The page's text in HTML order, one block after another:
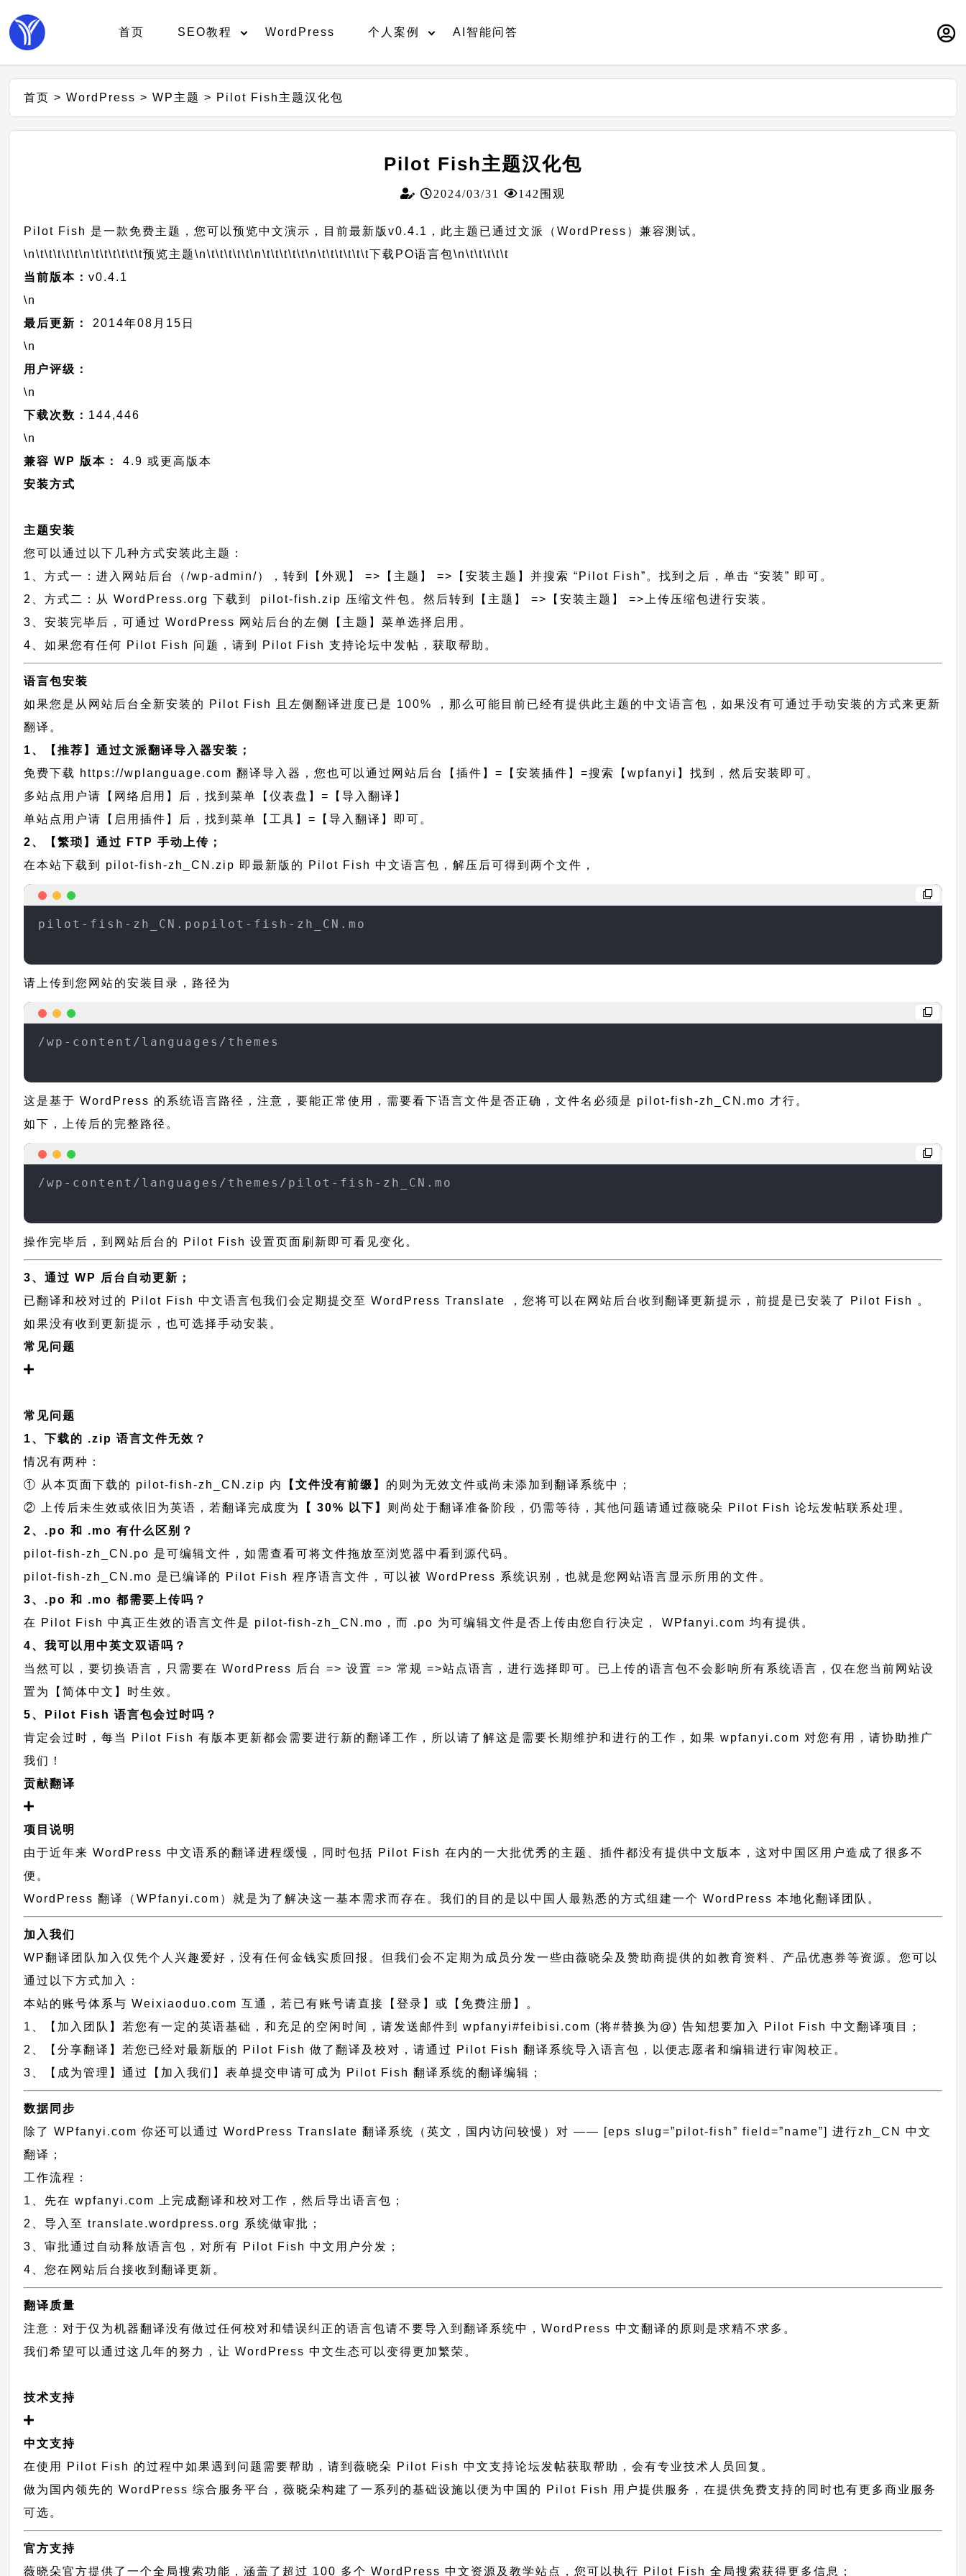
首页 SEO教程 WordPress 个人案例 AI智能问答
首页 >WordPress >WP主题 > Pilot Fish主题汉化包
Pilot Fish主题汉化包
2024/03/31 142围观
Pilot Fish 是一款免费主题，您可以预览中文演示，目前最新版v0.4.1，此主题已通过文派（WordPress）兼容测试。
\n\t\t\t\t\t\n\t\t\t\t\t\t预览主题\n\t\t\t\t\t\n\t\t\t\t\t\n\t\t\t\t\t\t下载PO语言包\n\t\t\t\t\t
当前版本：v0.4.1
\n
最后更新：
2014年08月15日
\n
用户评级：
\n
下载次数： 144,446
\n
兼容 WP 版本：
4.9 或更高版本
安装方式
主题安装
您可以通过以下几种方式安装此主题：
1、方式一：进入网站后台（/wp-admin/），转到【外观】 =>【主题】 =>【安装主题】并搜索 “Pilot Fish”。找到之后，单击 “安装” 即可。
2、方式二：从 WordPress.org 下载到 pilot-fish.zip 压缩文件包。然后转到【主题】 =>【安装主题】 =>上传压缩包进行安装。
3、安装完毕后，可通过 WordPress 网站后台的左侧【主题】菜单选择启用。
4、如果您有任何 Pilot Fish 问题，请到 Pilot Fish 支持论坛中发帖，获取帮助。
语言包安装
如果您是从网站后台全新安装的 Pilot Fish 且左侧翻译进度已是 100% ，那么可能目前已经有提供此主题的中文语言包，如果没有可通过手动安装的方式来更新
翻译。
1、【推荐】通过文派翻译导入器安装；
免费下载 https://wplanguage.com 翻译导入器，您也可以通过网站后台【插件】=【安装插件】=搜索【wpfanyi】找到，然后安装即可。
多站点用户请【网络启用】后，找到菜单【仪表盘】=【导入翻译】
单站点用户请【启用插件】后，找到菜单【工具】=【导入翻译】即可。
2、【繁琐】通过 FTP 手动上传；
在本站下载到 pilot-fish-zh_CN.zip 即最新版的 Pilot Fish 中文语言包，解压后可得到两个文件，
pilot-fish-zh_CN.popilot-fish-zh_CN.mo
请上传到您网站的安装目录，路径为
/wp-content/languages/themes
这是基于 WordPress 的系统语言路径，注意，要能正常使用，需要看下语言文件是否正确，文件名必须是 pilot-fish-zh_CN.mo 才行。
如下，上传后的完整路径。
/wp-content/languages/themes/pilot-fish-zh_CN.mo
操作完毕后，到网站后台的 Pilot Fish 设置页面刷新即可看见变化。
3、通过 WP 后台自动更新；
已翻译和校对过的 Pilot Fish 中文语言包我们会定期提交至 WordPress Translate ，您将可以在网站后台收到翻译更新提示，前提是已安装了 Pilot Fish 。
如果没有收到更新提示，也可选择手动安装。
常见问题
常见问题
1、下载的 .zip 语言文件无效？
情况有两种：
① 从本页面下载的 pilot-fish-zh_CN.zip 内
【文件没有前缀】 的则为无效文件或尚未添加到翻译系统中；
② 上传后未生效或依旧为英语，若翻译完成度为
【 30% 以下】 则尚处于翻译准备阶段，仍需等待，其他问题请通过薇晓朵 Pilot Fish 论坛发帖联系处理。
2、.po 和 .mo 有什么区别？
pilot-fish-zh_CN.po 是可编辑文件，如需查看可将文件拖放至浏览器中看到源代码。
pilot-fish-zh_CN.mo 是已编译的 Pilot Fish 程序语言文件，可以被 WordPress 系统识别，也就是您网站语言显示所用的文件。
3、.po 和 .mo 都需要上传吗？
在 Pilot Fish 中真正生效的语言文件是 pilot-fish-zh_CN.mo，而 .po 为可编辑文件是否上传由您自行决定， WPfanyi.com 均有提供。
4、我可以用中英文双语吗？
当然可以，要切换语言，只需要在 WordPress 后台 => 设置 => 常规 =>站点语言，进行选择即可。已上传的语言包不会影响所有系统语言，仅在您当前网站设
置为【简体中文】时生效。
5、Pilot Fish 语言包会过时吗？
肯定会过时，每当 Pilot Fish 有版本更新都会需要进行新的翻译工作，所以请了解这是需要长期维护和进行的工作，如果 wpfanyi.com 对您有用，请协助推广
我们！
贡献翻译
项目说明
由于近年来 WordPress 中文语系的翻译进程缓慢，同时包括 Pilot Fish 在内的一大批优秀的主题、插件都没有提供中文版本，这对中国区用户造成了很多不
便。
WordPress 翻译（WPfanyi.com） 就是为了解决这一基本需求而存在。我们的目的是以中国人最熟悉的方式组建一个 WordPress 本地化翻译团队。
加入我们
WP翻译团队加入仅凭个人兴趣爱好，没有任何金钱实质回报。但我们会不定期为成员分发一些由薇晓朵及赞助商提供的如教育资料、产品优惠券等资源。您可以
通过以下方式加入：
本站的账号体系与Weixiaoduo.com 互通，若已有账号请直接【登录】或【免费注册】。
1、【加入团队】若您有一定的英语基础，和充足的空闲时间，请发送邮件到 wpfanyi#feibisi.com (将#替换为@) 告知想要加入 Pilot Fish 中文翻译项目；
2、【分享翻译】若您已经对最新版的 Pilot Fish 做了翻译及校对，请通过 Pilot Fish 翻译系统导入语言包，以便志愿者和编辑进行审阅校正。
3、【成为管理】通过【加入我们】表单提交申请可成为 Pilot Fish 翻译系统的翻译编辑；
数据同步
除了 WPfanyi.com 你还可以通过WordPress Translate 翻译系统（英文，国内访问较慢）对 —— [eps slug=”pilot-fish” field=”name”]进行zh_CN
中文
翻译；
工作流程：
1、先在 wpfanyi.com 上完成翻译和校对工作，然后导出语言包；
2、导入至 translate.wordpress.org 系统做审批；
3、审批通过自动释放语言包，对所有 Pilot Fish 中文用户分发；
4、您在网站后台接收到翻译更新。
翻译质量
注意：对于仅为机器翻译没有做过任何校对和错误纠正的语言包请不要导入到翻译系统中，WordPress 中文翻译的原则 是求精不求多。
我们希望可以通过这几年的努力，让 WordPress 中文生态可以变得更加繁荣。
技术支持
中文支持
在使用 Pilot Fish 的过程中如果遇到问题需要帮助，请到薇晓朵 Pilot Fish 中文支持论坛发帖获取帮助，会有专业技术人员回复。
做为国内领先的 WordPress 综合服务平台，薇晓朵构建了一系列的基础设施以便为中国的 Pilot Fish 用户提供服务，在提供免费支持的同时也有更多商业服务
可选。
官方支持
薇晓朵官方提供了一个全局搜索功能，涵盖了超过 100 多个 WordPress 中文资源及教学站点，您可以执行 Pilot Fish 全局搜索获得更多信息；